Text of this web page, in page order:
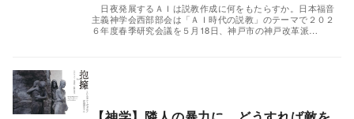
日夜発展するＡＩは説教作成に何をもたらすか。日本福音
主義神学会西部部会は「ＡＩ時代の説教」のテーマで２０２
６年度春季研究会議を５月18日、神戸市の神戸改革派…